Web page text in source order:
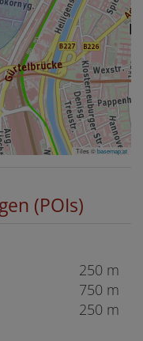
Tiles ©basemap.at
(POIs)
250 m
750 m
250 m